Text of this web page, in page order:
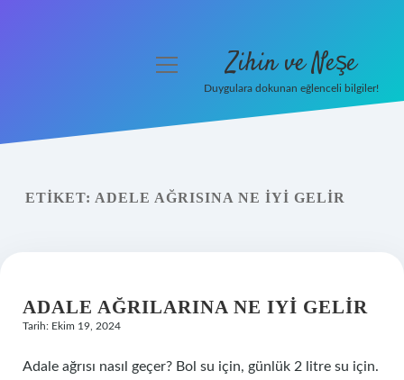
Yasal Uyarı
menüyü
Zihin ve Neşe
Duygulara dokunan eğlenceli bilgiler!
ETIKET: ADELE AĞRISINA NE IYI GELIR
ADALE AĞRILARINA NE IYI GELIR
Tarih: Ekim 19, 2024
Adale ağrısı nasıl geçer? Bol su için, günlük 2 litre su için.